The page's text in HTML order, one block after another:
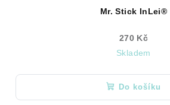
Mr. Stick InLei®
270 Kč
Skladem
Do košíku